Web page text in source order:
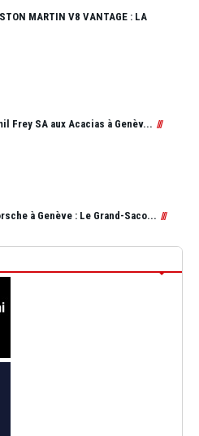
MARTIN V8 VANTAGE : LA
Frey SA aux Acacias à Genèv...
à Genève : Le Grand-Saco...